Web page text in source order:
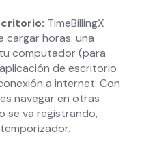
TimeBillingX
cargar horas: una
computador (para
de escritorio
a internet: Con
navegar en otras
se va registrando,